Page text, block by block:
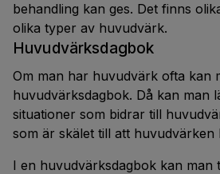
behandling kan ges. Det finns
olika typer av huvudvärk.
Huvudvärksdagbok
Om man har huvudvärk ofta kan
huvudvärksdagbok. Då kan man
situationer som bidrar till
som är skälet till att huvudvärken
I en huvudvärksdagbok kan man